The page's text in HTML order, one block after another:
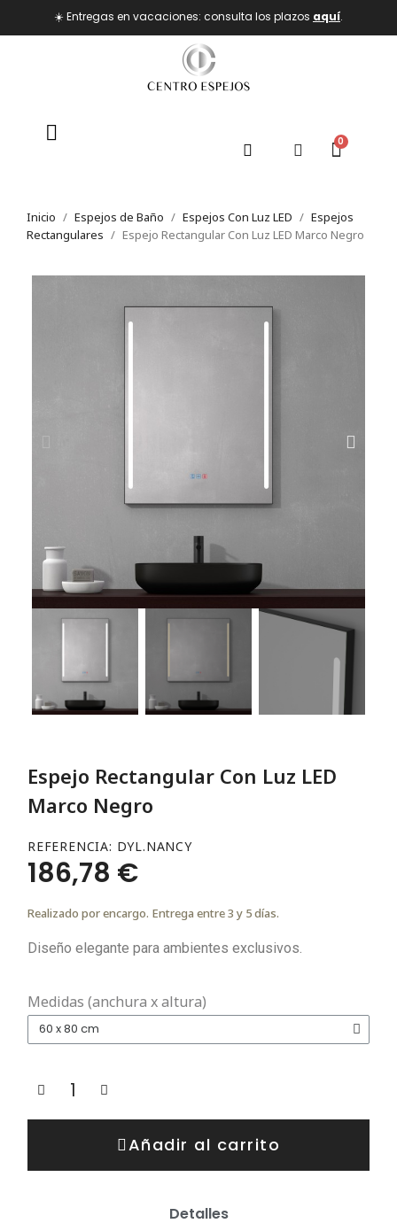
☀️ Entregas en vacaciones: consulta los plazos aquí.
Inicio Espejos de Baño Espejos Con Luz LED
Espejos
Rectangulares
Espejo Rectangular Con Luz LED Marco Negro
Espejo Rectangular Con Luz LED
Marco Negro
REFERENCIA DYL.NANCY
186,78 €
Realizado por encargo. Entrega entre 3 y 5 días.
Diseño elegante para ambientes exclusivos.
Medidas (anchura x altura)
Añadir al carrito
Detalles